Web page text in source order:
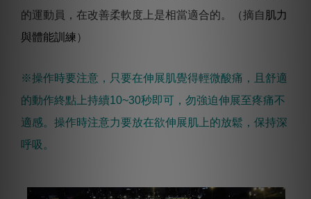
的運動員，在改善柔軟度上是相當適合的。（摘自 肌力
與體能訓練 ）
※操作時要注意，只要在伸展肌覺得輕微酸痛，且舒適
的動作終點上持續10~30秒即可，勿強迫伸展至疼痛不
適感。操作時注意力要放在欲伸展肌上的放鬆，保持深
呼吸。